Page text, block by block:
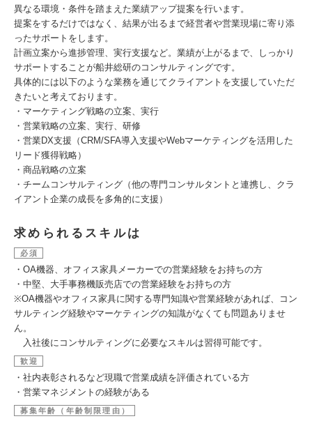
異なる環境・条件を踏まえた業績アップ提案を行います。
提案をするだけではなく、結果が出るまで経営者や営業現場に寄り添
ったサポートをします。
計画立案から進捗管理、実行支援など。業績が上がるまで、しっかり
サポートすることが船井総研のコンサルティングです。
具体的には以下のような業務を通じてクライアントを支援していただ
きたいと考えております。
・マーケティング戦略の立案、実行
・営業戦略の立案、実行、研修
・営業DX支援（CRM/SFA導入支援やWebマーケティングを活用した
リード獲得戦略）
・商品戦略の立案
・チームコンサルティング（他の専門コンサルタントと連携し、クラ
イアント企業の成長を多角的に支援）
求められるスキルは
必須
・OA機器、オフィス家具メーカーでの営業経験をお持ちの方
・中堅、大手事務機販売店での営業経験をお持ちの方
※OA機器やオフィス家具に関する専門知識や営業経験があれば、コン
サルティング経験やマーケティングの知識がなくても問題ありませ
ん。
入社後にコンサルティングに必要なスキルは習得可能です。
歓迎
・社内表彰されるなど現職で営業成績を評価されている方
・営業マネジメントの経験がある
募集年齢（年齢制限理由）